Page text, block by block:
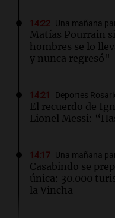
14:22 Una mañana
Matías Pourrain
hombres se lo
y nunca regresó"
14:21 Deportes
El recuerdo de
Lionel Messi:
14:17 Una mañana
Casabindo se
única: 30.000
la Vincha